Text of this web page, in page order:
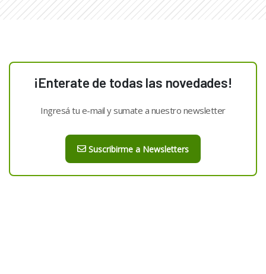
¡Enterate de todas las novedades!
Ingresá tu e-mail y sumate a nuestro newsletter
Suscribirme a Newsletters